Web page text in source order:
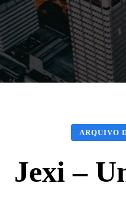
Notícias Críticas
ARQUIVO
Jexi –